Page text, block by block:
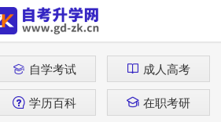
自学考试 成人高考
学历百科 在职考研